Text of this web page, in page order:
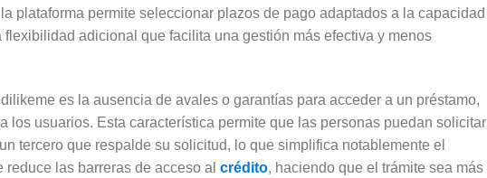
plataforma permite seleccionar plazos de pago adaptados a la capacidad
adicional que facilita una gestión más efectiva y menos
es la ausencia de avales o garantías para acceder a un préstamo,
los usuarios. Esta característica permite que las personas puedan solicitar
tercero que respalde su solicitud, lo que simplifica notablemente el
las barreras de acceso al crédito, haciendo que el trámite sea más